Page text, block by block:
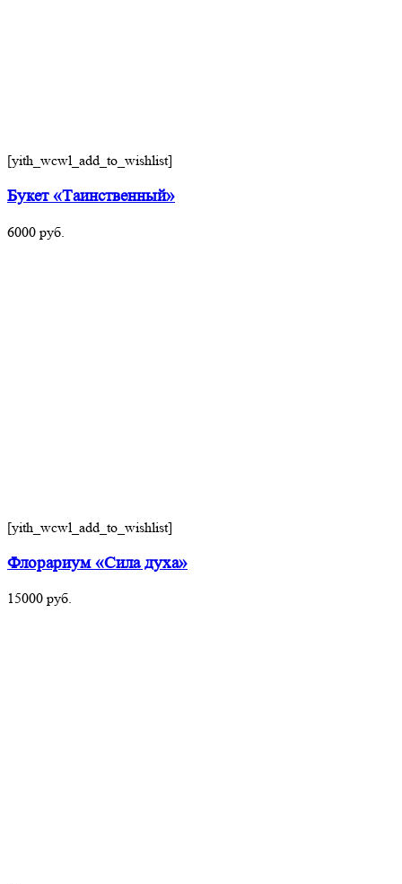
[yith_wcwl_add_to_wishlist]
Букет «Таинственный»
6000 руб.
[yith_wcwl_add_to_wishlist]
Флорариум «Сила духа»
15000 руб.